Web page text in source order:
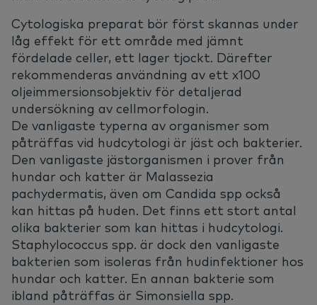
Cytologiska preparat bör först skannas under
låg effekt för ett område med jämnt
fördelade celler, ett lager tjockt. Därefter
rekommenderas användning av ett x100
oljeimmersionsobjektiv för detaljerad
undersökning av cellmorfologin.
De vanligaste typerna av organismer som
påträffas vid hudcytologi är jäst och bakterier.
Den vanligaste jästorganismen i prover från
hundar och katter är Malassezia
pachydermatis, även om Candida spp också
kan hittas på huden. Det finns ett stort antal
olika bakterier som kan hittas i hudcytologi.
Staphylococcus spp. är dock den vanligaste
bakterien som isoleras från hudinfektioner hos
hundar och katter. En annan bakterie som
ibland påträffas är Simonsiella spp.